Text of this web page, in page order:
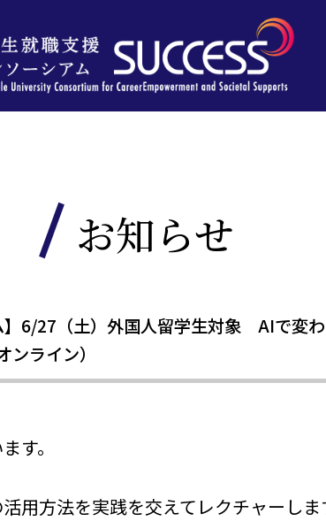
お知らせ
】6/27（土）外国人留学生対象 AIで変
ライン）
す。
用方法を実践を交えてレクチャーしま